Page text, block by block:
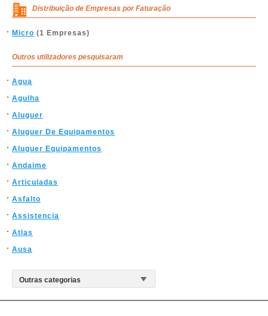
Distribuição de Empresas por Faturação
Micro (1 Empresas)
Outros utilizadores pesquisaram
Agua
Agulha
Aluguer
Aluguer De Equipamentos
Aluguer Equipamentos
Andaime
Articuladas
Asfalto
Assistencia
Atlas
Ausa